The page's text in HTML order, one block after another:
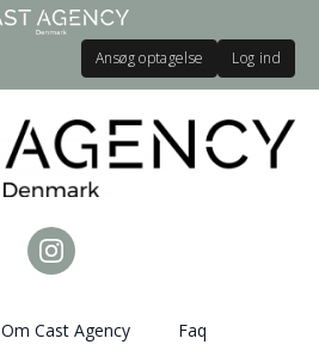
Ansøg optagelse Log ind
Om Cast Agency Faq